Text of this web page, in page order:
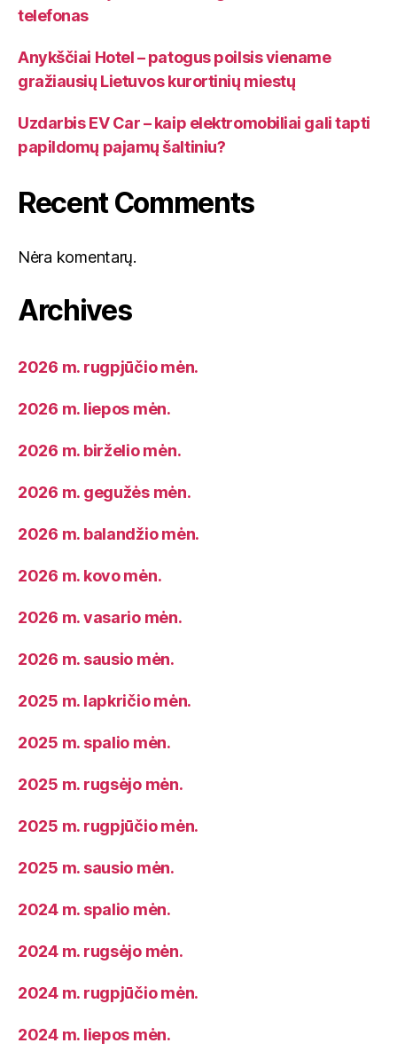
telefonas
Anykščiai Hotel – patogus poilsis viename
gražiausių Lietuvos kurortinių miestų
Uzdarbis EV Car – kaip elektromobiliai gali tapti
papildomų pajamų šaltiniu?
Recent Comments
Nėra komentarų.
Archives
2026 m. rugpjūčio mėn.
2026 m. liepos mėn.
2026 m. birželio mėn.
2026 m. gegužės mėn.
2026 m. balandžio mėn.
2026 m. kovo mėn.
2026 m. vasario mėn.
2026 m. sausio mėn.
2025 m. lapkričio mėn.
2025 m. spalio mėn.
2025 m. rugsėjo mėn.
2025 m. rugpjūčio mėn.
2025 m. sausio mėn.
2024 m. spalio mėn.
2024 m. rugsėjo mėn.
2024 m. rugpjūčio mėn.
2024 m. liepos mėn.